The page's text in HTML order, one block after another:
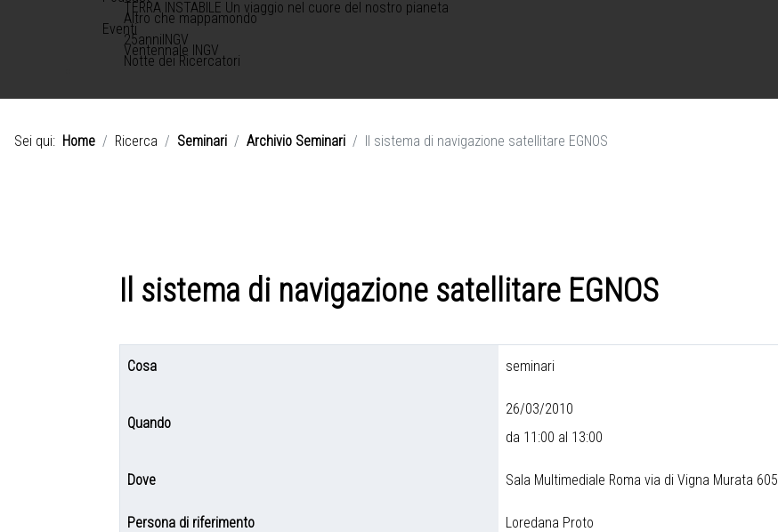
TERRA INSTABILE Un viaggio nel cuore del nostro pianeta
Altro che mappamondo
Eventi
25anniINGV
Ventennale INGV
Notte dei Ricercatori
Sei qui: Home Ricerca Seminari Archivio Seminari Il sistema di navigazione satellitare EGNOS
Il sistema di navigazione satellitare EGNOS
Cosa seminari
Quando
26/03/2010
da 11:00 al 13:00
Dove Sala Multimediale Roma via di Vigna Murata 605
Persona di riferimento Loredana Proto